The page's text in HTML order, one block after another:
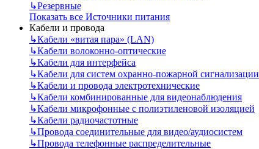
↳Резервные
Показать все Источники питания
Кабели и провода
↳Кабели «витая пара» (LAN)
↳Кабели волоконно-оптические
↳Кабели для интерфейса
↳Кабели для систем охранно-пожарной сигнализации
↳Кабели и провода электротехнические
↳Кабели комбинированные для видеонаблюдения
↳Кабели микрофонные с полиэтиленовой изоляцией
↳Кабели радиочастотные
↳Провода соединительные для видео/аудиосистем
↳Провода телефонные распределительные